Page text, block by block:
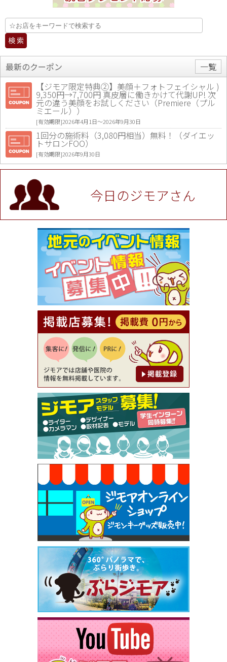
最新のクーポン
一覧
【ジモア限定特典②】美顔＋フォトフェイシャル )
9,350円→7,700円 真皮層に働きかけて代謝UP! 次
元の違う美顔をお試しください（Premiere（プル
ミエール））
[有効期限]2026年4月1日〜2026年9月30日
1回分の施術料（3,080円相当）無料！（ダイエッ
トサロンFOO）
[有効期限]2026年9月30日
値段提示後「ジモア見た」で更に買い取り金額 U
P！※チケットと新品商品は除く（大黒屋 高田馬場
駅前店）
[有効期限]2026年9月30日
★ジモア限定特典★ お会計より全品5％OFF（ナチ
ュラル＆ハンドメイドショップ［マキマキ］）
[有効期限]2026年9月30日まで
【ジモア限定①】初回割引 特価 VIO脱毛11,000円
⇒8,800円（メンズ専門ワックス脱毛サロン Mickle
（ミックル））
[有効期限]2026年9月30日
【ジモア読者特典2】コース 3,500円→3,000円（料
理5品+2時間飲み放題）（創作イタリアン Pia Cu
ore（ピアクオーレ））
[有効期限]2026年9月30日
【ジモア読者特典1】料理全品20％OFF ※18時以
降（創作イタリアン Pia Cuore（ピアクオーレ））
[有効期限]2026年9月30日
【ジモア限定②】初回割引 特価 鼻毛脱毛 半額 2,2
00円⇒1,100円（メンズ専門ワックス脱毛サロン Mi
ckle（ミックル））
[有効期限]2026年9月30日
【ジモア限定特典①】まつ毛カール 3,850円→ 2,7
50円（Premiere（プルミエール））
[有効期限]2026年9月30日
焼き餃子 一皿サービス（餃子酒場たっちゃん 西
早稲田店）
[有効期限]2026年9月30日
今日のジモアさん